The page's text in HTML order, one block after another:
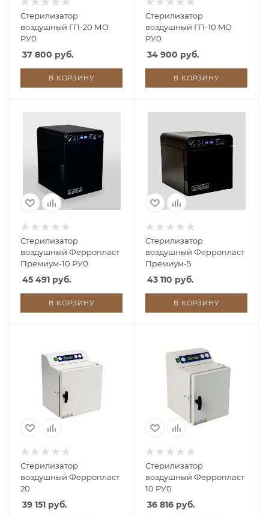
Стерилизатор
воздушный ГП-20 МО
РУ0
37 800 руб.
В КОРЗИНУ
Стерилизатор
воздушный ГП-10 MO
РУ0
34 900 руб.
В КОРЗИНУ
Стерилизатор
воздушный Ферропласт
Премиум-10 РУ0
45 491 руб.
В КОРЗИНУ
Стерилизатор
воздушный Ферропласт
Премиум-5
43 110 руб.
В КОРЗИНУ
Стерилизатор
воздушный Ферропласт
20
39 151 руб.
Стерилизатор
воздушный Ферропласт
10 РУ0
36 816 руб.